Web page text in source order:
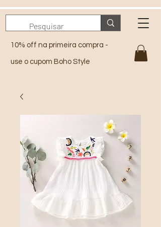
10% off na primeira compra -
use o cupom Boho Style